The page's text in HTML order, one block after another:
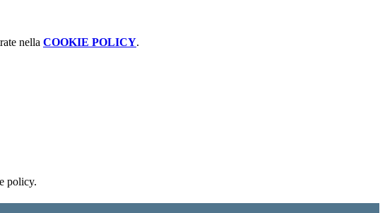
nella COOKIE POLICY.
policy.